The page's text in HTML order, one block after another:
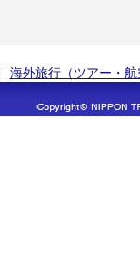
| 海外旅行（ツアー・航